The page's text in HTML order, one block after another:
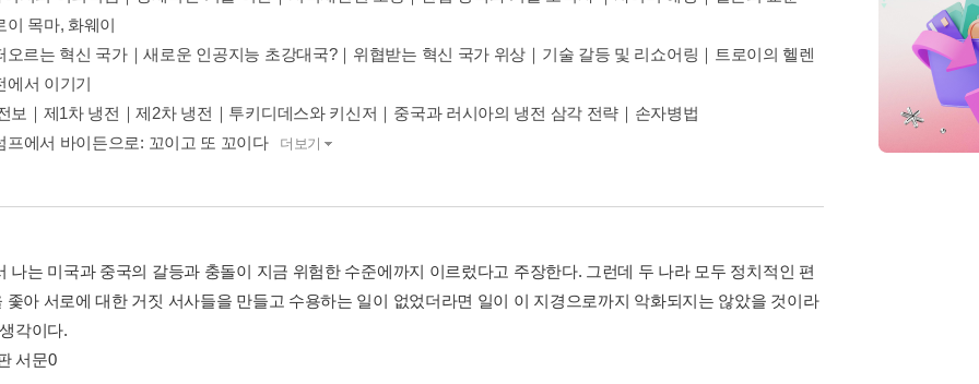
이 목마, 화웨이
오르는 혁신 국가｜새로운 인공지능 초강대국?｜위협받는 혁신 국가 위상｜기술 갈등 및 리쇼어링｜트로이의 헬렌
에서 이기기
보｜제1차 냉전｜제2차 냉전｜투키디데스와 키신저｜중국과 러시아의 냉전 삼각 전략｜손자병법
프에서 바이든으로: 꼬이고 또 꼬이다
더보기
나는 미국과 중국의 갈등과 충돌이 지금 위험한 수준에까지 이르렀다고 주장한다. 그런데 두 나라 모두 정치적인 편
좇아 서로에 대한 거짓 서사들을 만들고 수용하는 일이 없었더라면 일이 이 지경으로까지 악화되지는 않았을 것이라
각이다.
서문0